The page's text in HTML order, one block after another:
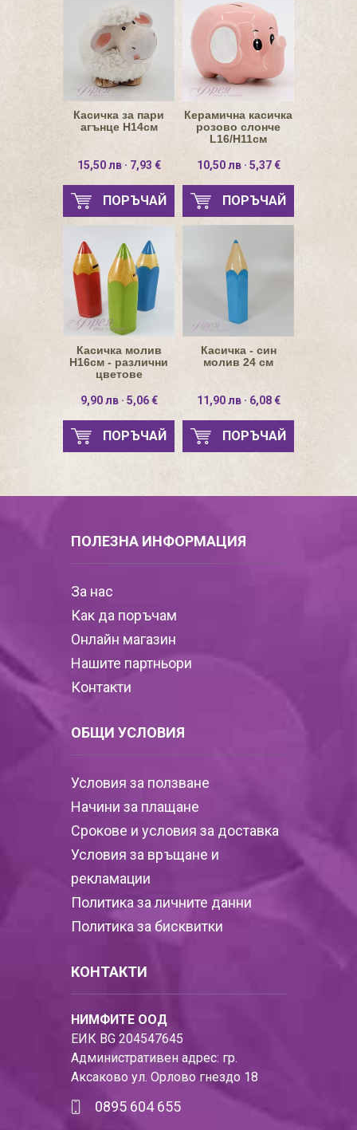
Касичка за пари
агънце Н14см
15,50 лв · 7,93 €
ПОРЪЧАЙ
Керамична касичка
розово слонче
L16/H11см
10,50 лв · 5,37 €
ПОРЪЧАЙ
Касичка молив
Н16см - различни
цветове
9,90 лв · 5,06 €
ПОРЪЧАЙ
Касичка - син
молив 24 см
11,90 лв · 6,08 €
ПОРЪЧАЙ
ПОЛЕЗНА ИНФОРМАЦИЯ
За нас
Как да поръчам
Онлайн магазин
Нашите партньори
Контакти
ОБЩИ УСЛОВИЯ
Условия за ползване
Начини за плащане
Срокове и условия за доставка
Условия за връщане и
рекламации
Политика за личните данни
Политика за бисквитки
КОНТАКТИ
НИМФИТЕ ООД
ЕИК BG 204547645
Административен адрес: гр.
Аксаково ул. Орлово гнездо 18
0895 604 655